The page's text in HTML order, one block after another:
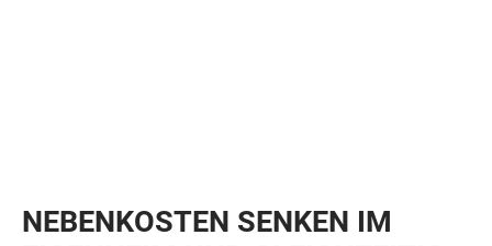
NEBENKOSTEN SENKEN IM